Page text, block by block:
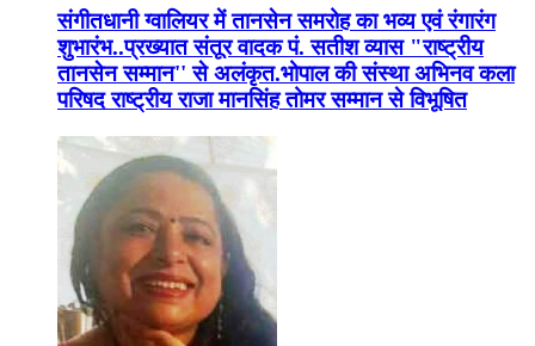
संगीतधानी ग्वालियर में तानसेन समरोह का भव्य एवं रंगारंग
शुभारंभ..प्रख्यात संतूर वादक पं. सतीश व्यास "राष्ट्रीय
तानसेन सम्मान'' से अलंकृत.भोपाल की संस्था अभिनव कला
परिषद राष्ट्रीय राजा मानसिंह तोमर सम्मान से विभूषित